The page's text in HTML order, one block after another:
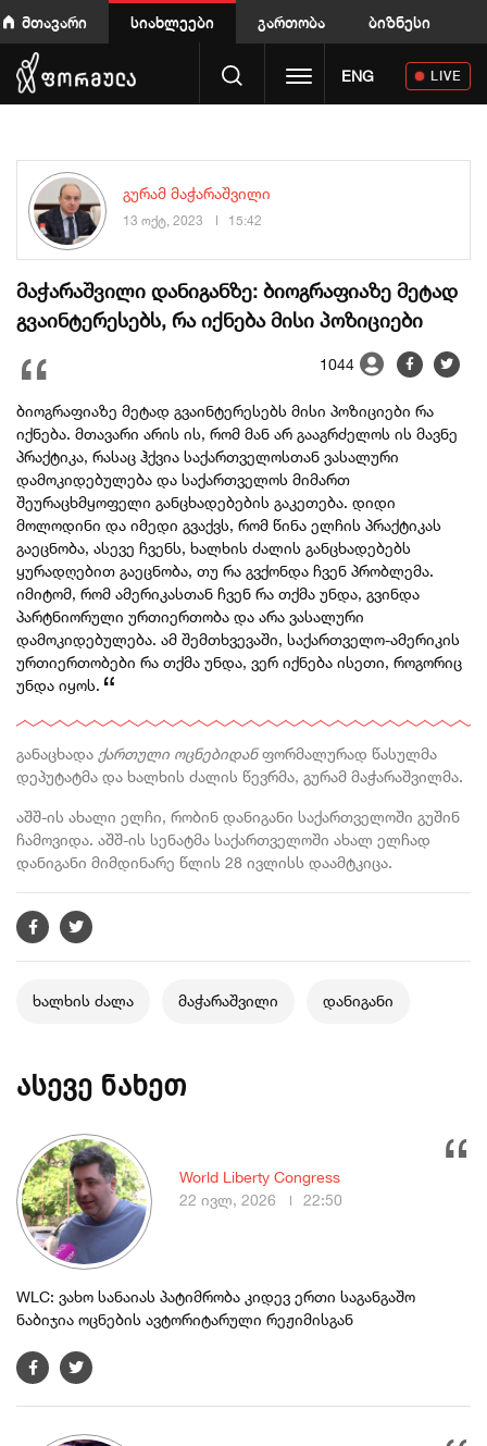
მთავარი სიახლეები გართობა ბიზნესი
Toggle navigation
ENG LIVE
გურამ მაჭარაშვილი
13 ოქტ, 2023 15:42
მაჭარაშვილი დანიგანზე: ბიოგრაფიაზე მეტად
გვაინტერესებს, რა იქნება მისი პოზიციები
1044
ბიოგრაფიაზე მეტად გვაინტერესებს მისი პოზიციები რა
იქნება. მთავარი არის ის, რომ მან არ გააგრძელოს ის მავნე
პრაქტიკა, რასაც ჰქვია საქართველოსთან ვასალური
დამოკიდებულება და საქართველოს მიმართ
შეურაცხმყოფელი განცხადებების გაკეთება. დიდი
მოლოდინი და იმედი გვაქვს, რომ წინა ელჩის პრაქტიკას
გაეცნობა, ასევე ჩვენს, ხალხის ძალის განცხადებებს
ყურადღებით გაეცნობა, თუ რა გვქონდა ჩვენ პრობლემა.
იმიტომ, რომ ამერიკასთან ჩვენ რა თქმა უნდა, გვინდა
პარტნიორული ურთიერთობა და არა ვასალური
დამოკიდებულება. ამ შემთხვევაში, საქართველო-ამერიკის
ურთიერთობები რა თქმა უნდა, ვერ იქნება ისეთი, როგორიც
უნდა იყოს.
განაცხადა ქართული ოცნებიდანფორმალურად წასულმა
დეპუტატმა და ხალხის ძალის წევრმა, გურამ მაჭარაშვილმა.
აშშ-ის ახალი ელჩი, რობინ დანიგანი საქართველოში გუშინ
ჩამოვიდა. აშშ-ის სენატმა საქართველოში ახალ ელჩად
დანიგანი მიმდინარე წლის 28 ივლისს დაამტკიცა.
ხალხის ძალა მაჭარაშვილი დანიგანი
ასევე ნახეთ
WLC: ვახო სანაიას პატიმრობა კიდევ ერთი საგანგაშო
ნაბიჯია ოცნების ავტორიტარული რეჟიმისგან
World Liberty Congress
22 ივლ, 2026
22:50